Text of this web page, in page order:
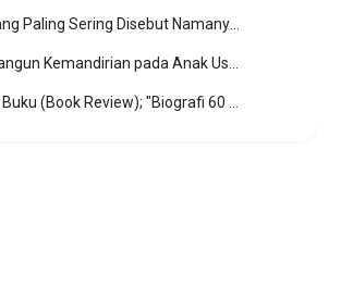
Nabi yang Paling Sering Disebut Namanya dalam Al-Qur’an
Membangun Kemandirian pada Anak Usia Dini dengan Cara yang Menyenangkan
Ulasan Buku (Book Review); "Biografi 60 Sahabat Rasulullah" by Khalid Muhammad Khalid